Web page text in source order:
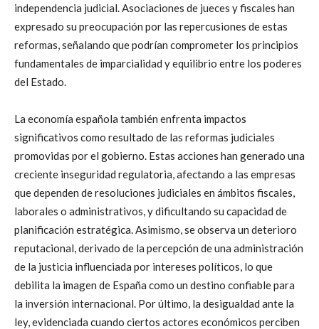
independencia judicial. Asociaciones de jueces y fiscales han
expresado su preocupación por las repercusiones de estas
reformas, señalando que podrían comprometer los principios
fundamentales de imparcialidad y equilibrio entre los poderes
del Estado.
La economía española también enfrenta impactos
significativos como resultado de las reformas judiciales
promovidas por el gobierno. Estas acciones han generado una
creciente inseguridad regulatoria, afectando a las empresas
que dependen de resoluciones judiciales en ámbitos fiscales,
laborales o administrativos, y dificultando su capacidad de
planificación estratégica. Asimismo, se observa un deterioro
reputacional, derivado de la percepción de una administración
de la justicia influenciada por intereses políticos, lo que
debilita la imagen de España como un destino confiable para
la inversión internacional. Por último, la desigualdad ante la
ley, evidenciada cuando ciertos actores económicos perciben